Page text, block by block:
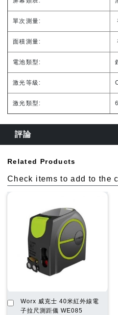
單次測量:
面積測量:
電池類型:
激光等級:
激光類型:
評論
Related Products
Check items to add to the
Worx 威克士 40米紅外線電
子拉尺測距儀 WE085
加
入